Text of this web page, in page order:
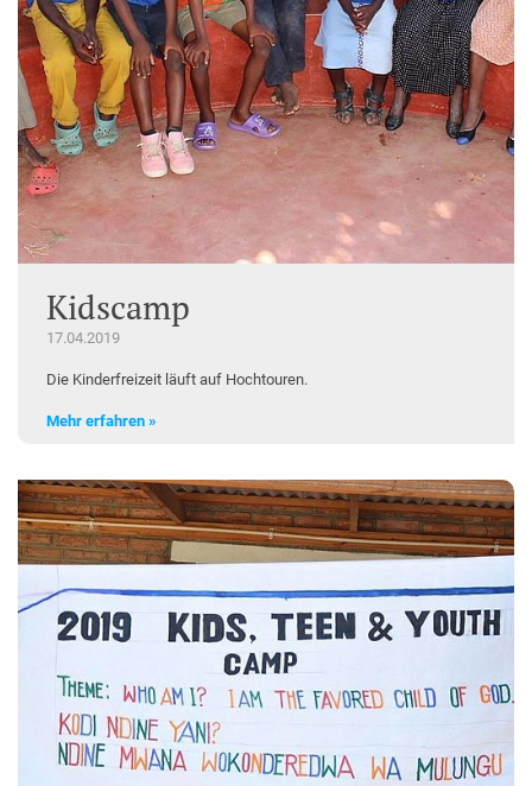
Kidscamp
17.04.2019
Die Kinderfreizeit läuft auf Hochtouren.
Mehr erfahren »